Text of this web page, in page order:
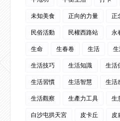
未知美食
正向的力量 正
民俗活動
民權西路站 永
生命
生春卷 生活
生活技巧
生活知識 生活
生活習慣
生活智慧 生活
生活觀察
生產力工具 生
白沙屯拱天宮
皮卡丘 皮